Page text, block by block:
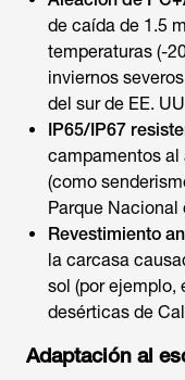
de caída de 1.5
temperaturas (-
inviernos
del sur de EE.
IP65/IP67
campamentos al
(como
Parque Nacional
Revestimiento
la carcasa
sol (por ejemplo,
desérticas de
Adaptación al